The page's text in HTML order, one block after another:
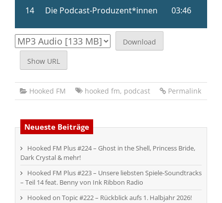
Download
Show URL
Hooked FM hooked fm, podcast Permalink
Neueste Beiträge
Hooked FM Plus #224 – Ghost in the Shell, Princess Bride,
Dark Crystal & mehr!
Hooked FM Plus #223 – Unsere liebsten Spiele-Soundtracks
– Teil 14 feat. Benny von Ink Ribbon Radio
Hooked on Topic #222 – Rückblick aufs 1. Halbjahr 2026!